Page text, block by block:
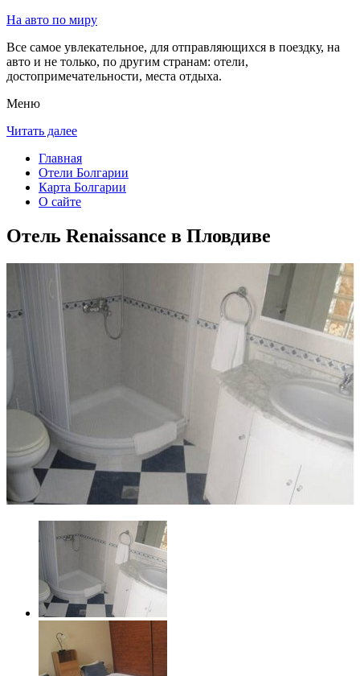
На авто по миру
Все самое увлекательное, для отправляющихся в поездку, на
авто и не только, по другим странам: отели,
достопримечательности, места отдыха.
Меню
Читать далее
Главная
Отели Болгарии
Карта Болгарии
О сайте
Отель Renaissance в Пловдиве